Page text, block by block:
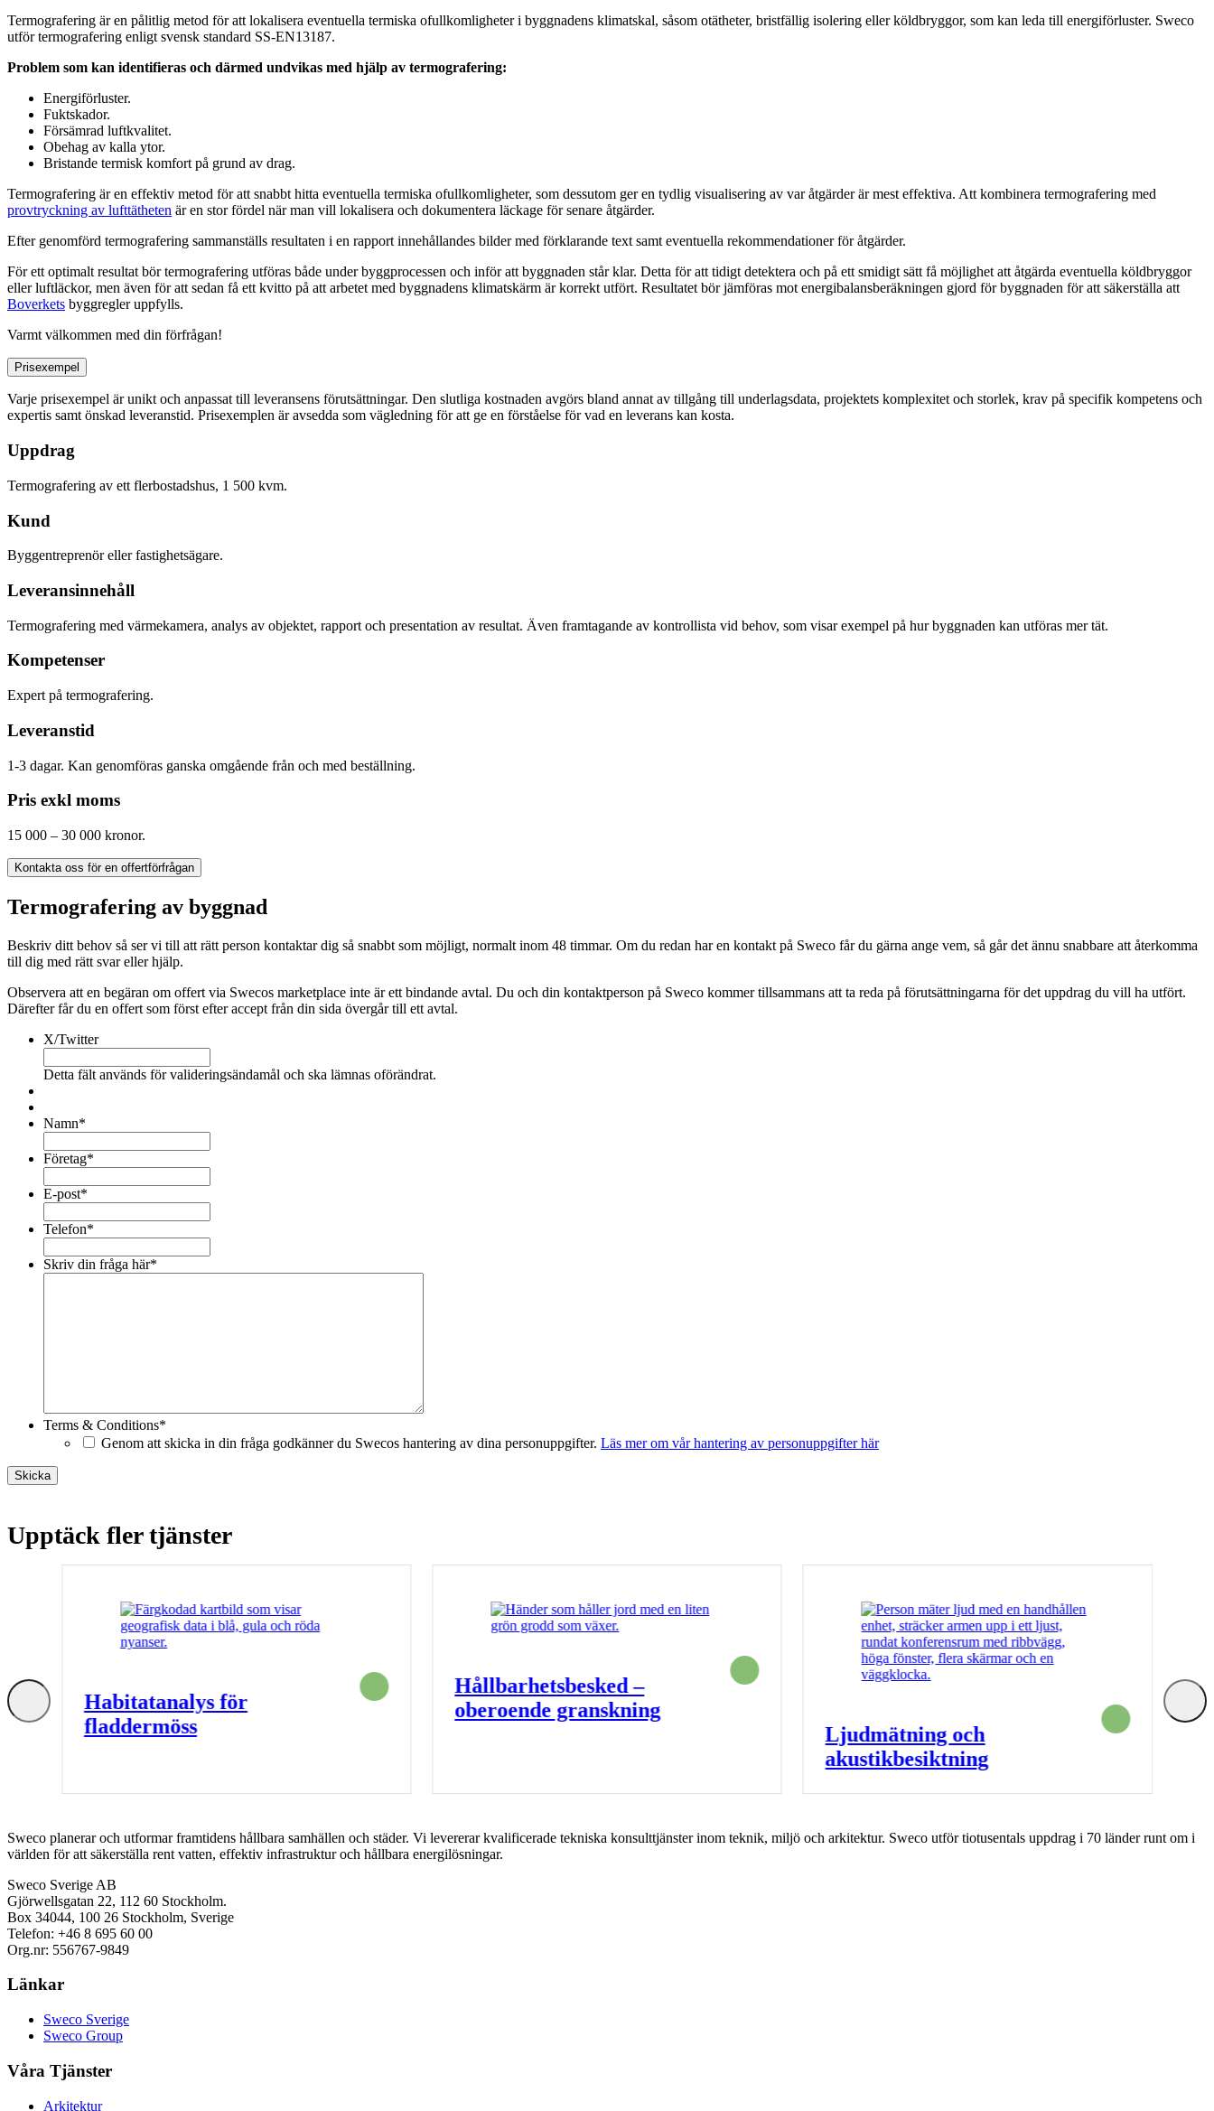
Termografering är en pålitlig metod för att lokalisera eventuella termiska ofullkomligheter i byggnadens klimatskal, såsom otätheter, bristfällig isolering eller köldbryggor, som kan leda till energiförluster. Sweco
utför termografering enligt svensk standard SS-EN13187.
Problem som kan identifieras och därmed undvikas med hjälp av termografering:
Energiförluster.
Fuktskador.
Försämrad luftkvalitet.
Obehag av kalla ytor.
Bristande termisk komfort på grund av drag.
Termografering är en effektiv metod för att snabbt hitta eventuella termiska ofullkomligheter, som dessutom ger en tydlig visualisering av var åtgärder är mest effektiva. Att kombinera termografering med
provtryckning av lufttätheten är en stor fördel när man vill lokalisera och dokumentera läckage för senare åtgärder.
Efter genomförd termografering sammanställs resultaten i en rapport innehållandes bilder med förklarande text samt eventuella rekommendationer för åtgärder.
För ett optimalt resultat bör termografering utföras både under byggprocessen och inför att byggnaden står klar. Detta för att tidigt detektera och på ett smidigt sätt få möjlighet att åtgärda eventuella köldbryggor
eller luftläckor, men även för att sedan få ett kvitto på att arbetet med byggnadens klimatskärm är korrekt utfört. Resultatet bör jämföras mot energibalansberäkningen gjord för byggnaden för att säkerställa att
Boverkets byggregler uppfylls.
Varmt välkommen med din förfrågan!
Prisexempel
Varje prisexempel är unikt och anpassat till leveransens förutsättningar. Den slutliga kostnaden avgörs bland annat av tillgång till underlagsdata, projektets komplexitet och storlek, krav på specifik kompetens och
expertis samt önskad leveranstid. Prisexemplen är avsedda som vägledning för att ge en förståelse för vad en leverans kan kosta.
Uppdrag
Termografering av ett flerbostadshus, 1 500 kvm.
Kund
Byggentreprenör eller fastighetsägare.
Leveransinnehåll
Termografering med värmekamera, analys av objektet, rapport och presentation av resultat. Även framtagande av kontrollista vid behov, som visar exempel på hur byggnaden kan utföras mer tät.
Kompetenser
Expert på termografering.
Leveranstid
1-3 dagar. Kan genomföras ganska omgående från och med beställning.
Pris exkl moms
15 000 – 30 000 kronor.
Kontakta oss för en offertförfrågan
Termografering av byggnad
Beskriv ditt behov så ser vi till att rätt person kontaktar dig så snabbt som möjligt, normalt inom 48 timmar. Om du redan har en kontakt på Sweco får du gärna ange vem, så går det ännu snabbare att återkomma
till dig med rätt svar eller hjälp.
Observera att en begäran om offert via Swecos marketplace inte är ett bindande avtal. Du och din kontaktperson på Sweco kommer tillsammans att ta reda på förutsättningarna för det uppdrag du vill ha utfört.
Därefter får du en offert som först efter accept från din sida övergår till ett avtal.
X/Twitter
Detta fält används för valideringsändamål och ska lämnas oförändrat.
Namn*
Företag*
E-post*
Telefon*
Skriv din fråga här*
Terms & Conditions*
Genom att skicka in din fråga godkänner du Swecos hantering av dina personuppgifter. Läs mer om vår hantering av personuppgifter här
Skicka
Upptäck fler tjänster
Habitatanalys för
fladdermöss
Hållbarhetsbesked –
oberoende granskning
Ljudmätning och
akustikbesiktning
Sweco planerar och utformar framtidens hållbara samhällen och städer. Vi levererar kvalificerade tekniska konsulttjänster inom teknik, miljö och arkitektur. Sweco utför tiotusentals uppdrag i 70 länder runt om i
världen för att säkerställa rent vatten, effektiv infrastruktur och hållbara energilösningar.
Sweco Sverige AB
Gjörwellsgatan 22, 112 60 Stockholm.
Box 34044, 100 26 Stockholm, Sverige
Telefon: +46 8 695 60 00
Org.nr: 556767-9849
Länkar
Sweco Sverige
Sweco Group
Våra Tjänster
Arkitektur